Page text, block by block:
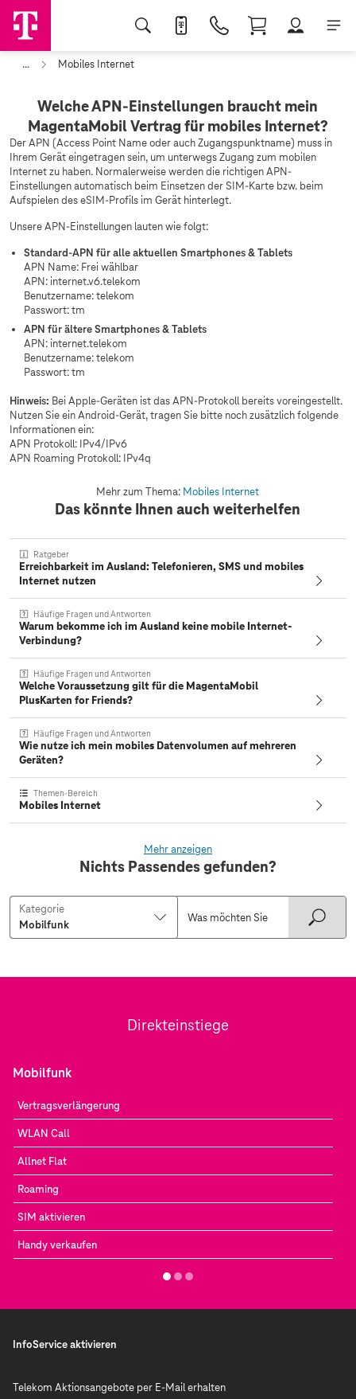
... Mobiles Internet
Welche APN-Einstellungen braucht mein
MagentaMobil Vertrag für mobiles Internet?
Der APN (Access Point Name oder auch Zugangspunktname) muss in
Ihrem Gerät eingetragen sein, um unterwegs Zugang zum mobilen
Internet zu haben. Normalerweise werden die richtigen APN-
Einstellungen automatisch beim Einsetzen der SIM-Karte bzw. beim
Aufspielen des eSIM-Profils im Gerät hinterlegt.
Unsere APN-Einstellungen lauten wie folgt:
Standard-APN für alle aktuellen Smartphones & Tablets
APN Name: Frei wählbar
APN: internet.v6.telekom
Benutzername: telekom
Passwort: tm
APN für ältere Smartphones & Tablets
APN: internet.telekom
Benutzername: telekom
Passwort: tm
Hinweis: Bei Apple-Geräten ist das APN-Protokoll bereits voreingestellt.
Nutzen Sie ein Android-Gerät, tragen Sie bitte noch zusätzlich folgende
Informationen ein:
APN Protokoll: IPv4/IPv6
APN Roaming Protokoll: IPv4q
Mehr zum Thema: Mobiles Internet
Das könnte Ihnen auch weiterhelfen
Ratgeber
Erreichbarkeit im Ausland: Telefonieren, SMS und mobiles
Internet nutzen
Häufige Fragen und Antworten
Warum bekomme ich im Ausland keine mobile Internet-
Verbindung?
Häufige Fragen und Antworten
Welche Voraussetzung gilt für die MagentaMobil
PlusKarten for Friends?
Häufige Fragen und Antworten
Wie nutze ich mein mobiles Datenvolumen auf mehreren
Geräten?
Themen-Bereich
Mobiles Internet
Mehr anzeigen
Nichts Passendes gefunden?
Kategorie
Direkteinstiege
Mobilfunk
Vertragsverlängerung
WLAN Call
Allnet Flat
Roaming
SIM aktivieren
Handy verkaufen
InfoService aktivieren
Telekom Aktionsangebote per E-Mail erhalten